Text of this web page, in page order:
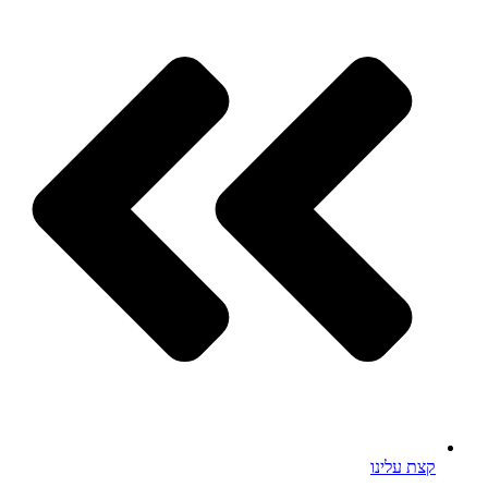
קצת עלינו